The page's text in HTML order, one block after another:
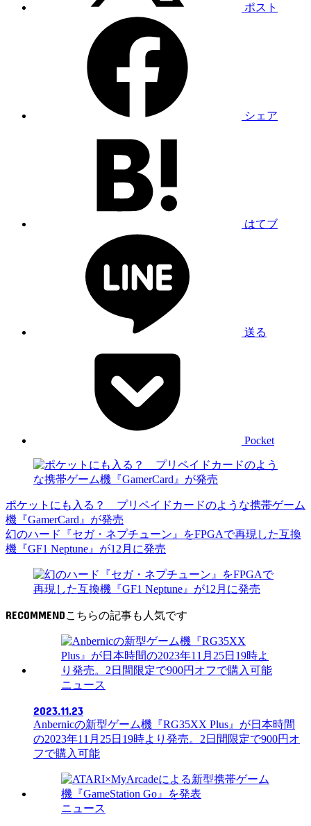
ポスト
シェア
はてブ
送る
Pocket
ポケットにも入る？ プリペイドカードのような携帯ゲーム
機『GamerCard』が発売
幻のハード『セガ・ネプチューン』をFPGAで再現した互換
機『GF1 Neptune』が12月に発売
RECOMMEND
ニュース
2023.11.23
Anbernicの新型ゲーム機『RG35XX Plus』が日本時間
の2023年11月25日19時より発売。2日間限定で900円オ
フで購入可能
ニュース